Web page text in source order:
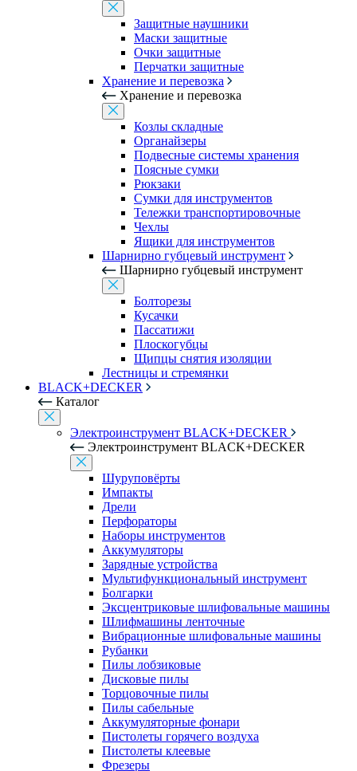
Защитные наушники
Маски защитные
Очки защитные
Перчатки защитные
Хранение и перевозка
Хранение и перевозка
Козлы складные
Органайзеры
Подвесные системы хранения
Поясные сумки
Рюкзаки
Сумки для инструментов
Тележки транспортировочные
Чехлы
Ящики для инструментов
Шарнирно губцевый инструмент
Шарнирно губцевый инструмент
Болторезы
Кусачки
Пассатижи
Плоскогубцы
Щипцы снятия изоляции
Лестницы и стремянки
BLACK+DECKER
Каталог
Электроинструмент BLACK+DECKER
Электроинструмент BLACK+DECKER
Шуруповёрты
Импакты
Дрели
Перфораторы
Наборы инструментов
Аккумуляторы
Зарядные устройства
Мультифункциональный инструмент
Болгарки
Эксцентриковые шлифовальные машины
Шлифмашины ленточные
Вибрационные шлифовальные машины
Рубанки
Пилы лобзиковые
Дисковые пилы
Торцовочные пилы
Пилы сабельные
Аккумуляторные фонари
Пистолеты горячего воздуха
Пистолеты клеевые
Фрезеры